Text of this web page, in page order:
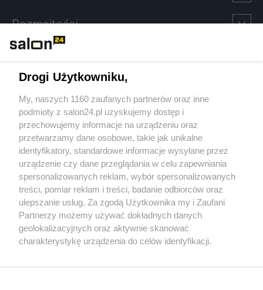
Rozmaitości
Sport
Społeczeństwo
Kultura
X Facebook Instagram Youtube
Drogi Użytkowniku,
My, naszych 1160 zaufanych partnerów oraz inne
podmioty z salon24.pl uzyskujemy dostęp i
przechowujemy informacje na urządzeniu oraz
przetwarzamy dane osobowe, takie jak unikalne
identyfikatory, standardowe informacje wysyłane przez
urządzenie czy dane przeglądania w celu zapewniania
spersonalizowanych reklam, wybór spersonalizowanych
treści, pomiar reklam i treści, badanie odbiorców oraz
ulepszanie usług. Za zgodą Użytkownika my i Zaufani
Partnerzy możemy używać dokładnych danych
geolokalizacyjnych oraz aktywnie skanować
charakterystykę urządzenia do celów identyfikacji.